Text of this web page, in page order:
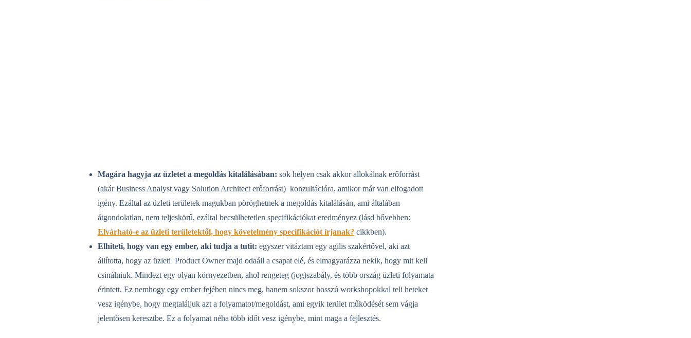
Magára hagyja az üzletet a megoldás kitalálásában: sok helyen csak akkor allokálnak erőforrást
(akár Business Analyst vagy Solution Architect erőforrást) konzultációra, amikor már van elfogadott
igény. Ezáltal az üzleti területek magukban pöröghetnek a megoldás kitalálásán, ami általában
átgondolatlan, nem teljeskörű, ezáltal becsülhetetlen specifikációkat eredményez (lásd bővebben:
Elvárható-e az üzleti területektől, hogy követelmény specifikációt írjanak? cikkben).
Elhiteti, hogy van egy ember, aki tudja a tutit: egyszer vitáztam egy agilis szakértővel, aki azt
állította, hogy az üzleti Product Owner majd odaáll a csapat elé, és elmagyarázza nekik, hogy mit kell
csinálniuk. Mindezt egy olyan környezetben, ahol rengeteg (jog)szabály, és több ország üzleti folyamata
érintett. Ez nemhogy egy ember fejében nincs meg, hanem sokszor hosszú workshopokkal teli heteket
vesz igénybe, hogy megtaláljuk azt a folyamatot/megoldást, ami egyik terület működését sem vágja
jelentősen keresztbe. Ez a folyamat néha több időt vesz igénybe, mint maga a fejlesztés.